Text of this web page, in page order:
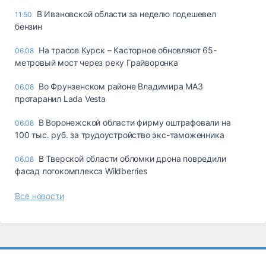
11:50
В Ивановской области за неделю подешевел
бензин
06.08 На трассе Курск – Касторное обновляют 65-
метровый мост через реку Грайворонка
06.08 Во Фрунзенском районе Владимира МАЗ
протаранил Lada Vesta
06.08 В Воронежской области фирму оштрафовали на
100 тыс. руб. за трудоустройство экс-таможенника
06.08 В Тверской области обломки дрона повредили
фасад логокомплекса Wildberries
Все новости